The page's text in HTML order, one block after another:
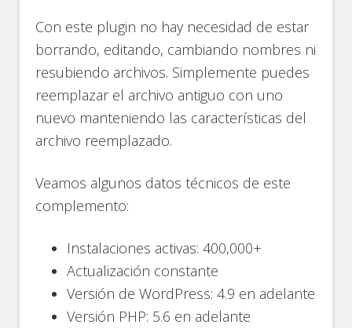
Con este plugin no hay necesidad de estar
borrando, editando, cambiando nombres ni
resubiendo archivos. Simplemente puedes
reemplazar el archivo antiguo con uno
nuevo manteniendo las características del
archivo reemplazado.
Veamos algunos datos técnicos de este
complemento:
Instalaciones activas: 400,000+
Actualización constante
Versión de WordPress: 4.9 en adelante
Versión PHP: 5.6 en adelante